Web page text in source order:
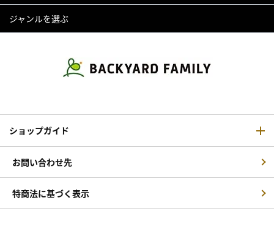
ジャンルを選ぶ
ショップガイド
お問い合わせ先
特商法に基づく表示